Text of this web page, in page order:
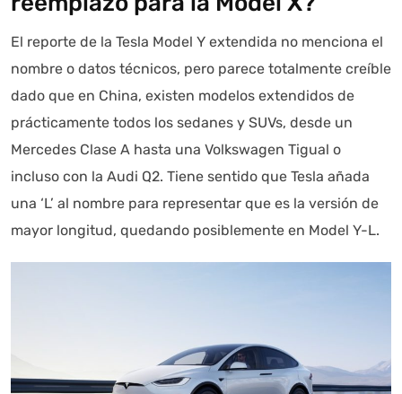
El reporte de la Tesla Model Y extendida no menciona el
nombre o datos técnicos, pero parece totalmente creíble
dado que en China, existen modelos extendidos de
prácticamente todos los sedanes y SUVs, desde un
Mercedes Clase A hasta una Volkswagen Tigual o
incluso con la Audi Q2. Tiene sentido que Tesla añada
una ‘L’ al nombre para representar que es la versión de
mayor longitud, quedando posiblemente en Model Y-L.